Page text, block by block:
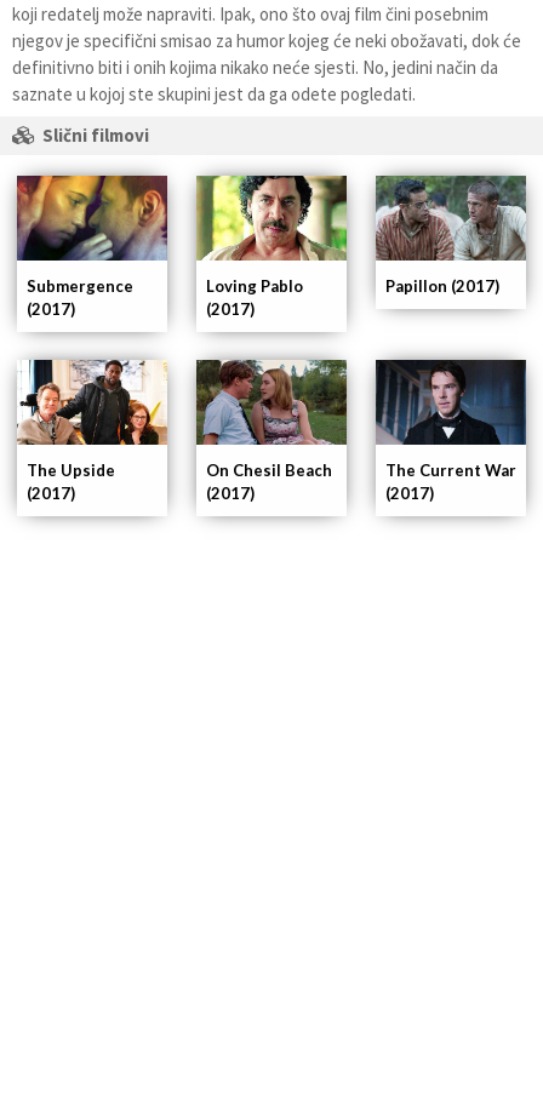
koji redatelj može napraviti. Ipak, ono što ovaj film čini posebnim
njegov je specifični smisao za humor kojeg će neki obožavati, dok će
definitivno biti i onih kojima nikako neće sjesti. No, jedini način da
saznate u kojoj ste skupini jest da ga odete pogledati.
Slični filmovi
The Current War
(2017)
On Chesil Beach
(2017)
The Upside
(2017)
Papillon (2017)
Loving Pablo
(2017)
Submergence
(2017)